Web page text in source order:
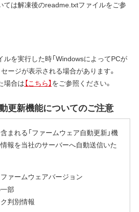
ては解凍後のreadme.txtファイルをご参
を実行した時「WindowsによってPCが
ージが表示される場合があります。
場合は【こちら】をご参照ください。
更新機能についてのご注意
まれる「ファームウェア自動更新」機
報を当社のサーバーへ自動送信いた
ァームウェアバージョン
部
判別情報